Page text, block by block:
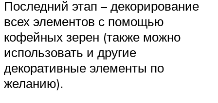
Последний этап – декорирование
всех элементов с помощью
кофейных зерен (также можно
использовать и другие
декоративные элементы по
желанию).